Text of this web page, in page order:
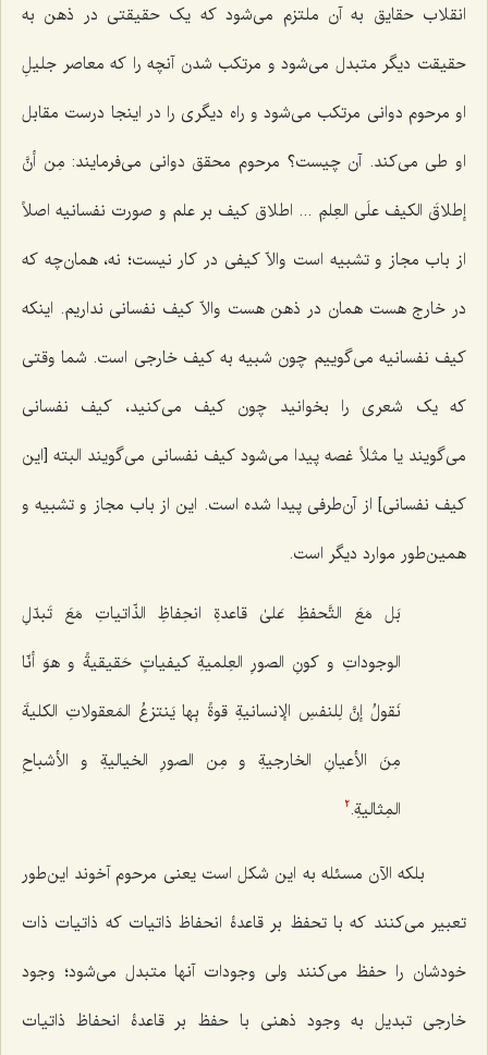
انقلاب حقایق به آن ملتزم می‌شود که یک حقیقتی در ذهن به
حقیقت دیگر متبدل می‌شود و مرتکب شدن آنچه را که معاصر جلیلِ
او مرحوم دوانی مرتکب می‌شود و راه دیگری را در اینجا درست مقابل
او طی می‌کند. آن چیست؟ مرحوم محقق دوانی می‌فرمایند: مِن أنَّ
إطلاقَ الکیف علَى العِلمِ ... اطلاق کیف بر علم و صورت نفسانیه اصلاً
از باب مجاز و تشبیه است والاّ کیفی در کار نیست؛ نه، همان‌چه که
در خارج هست همان در ذهن هست والاّ کیف نفسانی نداریم. اینکه
کیف نفسانیه می‌گوییم چون شبیه به کیف خارجی است. شما وقتی
که یک شعری را بخوانید چون کیف می‌کنید، کیف نفسانی
می‌گویند یا مثلاً غصه پیدا می‌شود کیف نفسانی می‌گویند البته [این
کیف نفسانی] از آن‌طرفی پیدا شده است. این از باب مجاز و تشبیه و
همین‌طور موارد دیگر است.
بَل مَعَ التَّحفظِ عَلىٰ قاعدةِ انحِفاظِ الذّاتیاتِ مَعَ تَبدّلِ
الوجوداتِ و کونِ الصورِ العِلمیةِ کیفیاتٍ حَقیقیةً و هوَ أنّا
نَقولُ إنَّ لِلنفسِ الإنسانیةِ قوةً بِها یَنتزعُ المَعقولاتِ الکلیةَ
مِنَ الأعیانِ الخارجیةِ و مِن الصورِ الخیالیةِ و الأشباحِ
المِثالیةِ.2
بلکه الآن مسئله به این شکل است یعنی مرحوم آخوند این‌طور
تعبیر می‌کنند که با تحفظ بر قاعدۀ انحفاظ ذاتیات که ذاتیات ذات
خودشان را حفظ می‌کنند ولی وجودات آنها متبدل می‌شود؛ وجود
خارجی تبدیل به وجود ذهنی با حفظ بر قاعدۀ انحفاظ ذاتیات